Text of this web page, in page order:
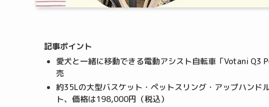
記事ポイント
愛犬と一緒に移動できる電動アシスト自転車「Votani
売
約35Lの大型バスケット・ペットスリング・アップハンド
ト、価格は198,000円（税込）